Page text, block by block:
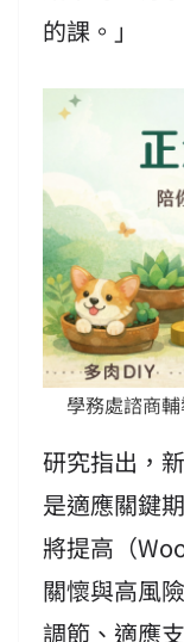
的課。」
學務處諮商
研究指出，
是適應關鍵
將提高（
關懷與高風
調節、適應